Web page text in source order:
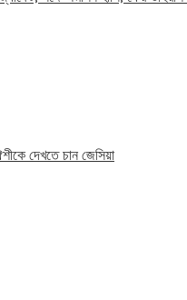
দেখতে চান জেসিয়া